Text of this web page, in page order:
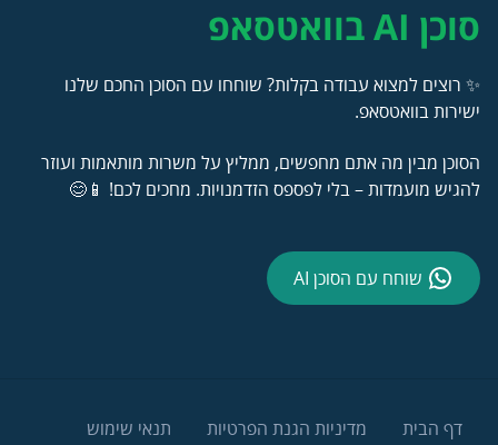
סוכן AI בוואטסאפ
✨ רוצים למצוא עבודה בקלות? שוחחו עם הסוכן החכם שלנו
ישירות בוואטסאפ.
הסוכן מבין מה אתם מחפשים, ממליץ על משרות מותאמות ועוזר
להגיש מועמדות – בלי לפספס הזדמנויות. מחכים לכם! 📱😊
שוחח עם הסוכן AI
דף הבית מדיניות הגנת הפרטיות תנאי שימוש